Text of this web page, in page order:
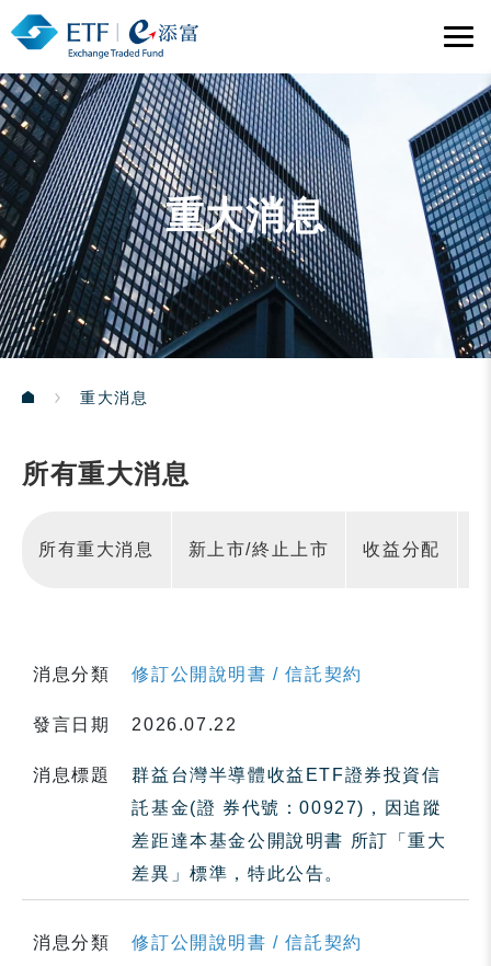
重大消息
重大消息
所有重大消息
所有重大消息 新上市/終止上市 收益分配
消息分類 修訂公開說明書 / 信託契約
發言日期 2026.07.22
消息標題
群益台灣半導體收益ETF證券投資信
託基金(證 券代號：00927)，因追蹤
差距達本基金公開說明書 所訂「重大
差異」標準，特此公告。
消息分類 修訂公開說明書 / 信託契約